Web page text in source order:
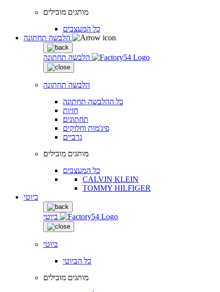
מותגים מובילים
כל המעצבים
הלבשה תחתונה
הלבשה תחתונה
כל ההלבשה תחתונה
חזיות
תחתונים
פיג'מות וחלוקים
גרביים
מותגים מובילים
כל המעצבים
CALVIN KLEIN
TOMMY HILFIGER
ביוטי
ביוטי
ביוטי
כל הביוטי
מותגים מובילים